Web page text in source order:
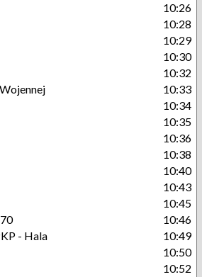
10:26
10:28
10:29
10:30
10:32
10:33
10:34
10:35
10:36
10:38
10:40
10:43
10:45
10:46
- Hala
10:49
10:50
10:52